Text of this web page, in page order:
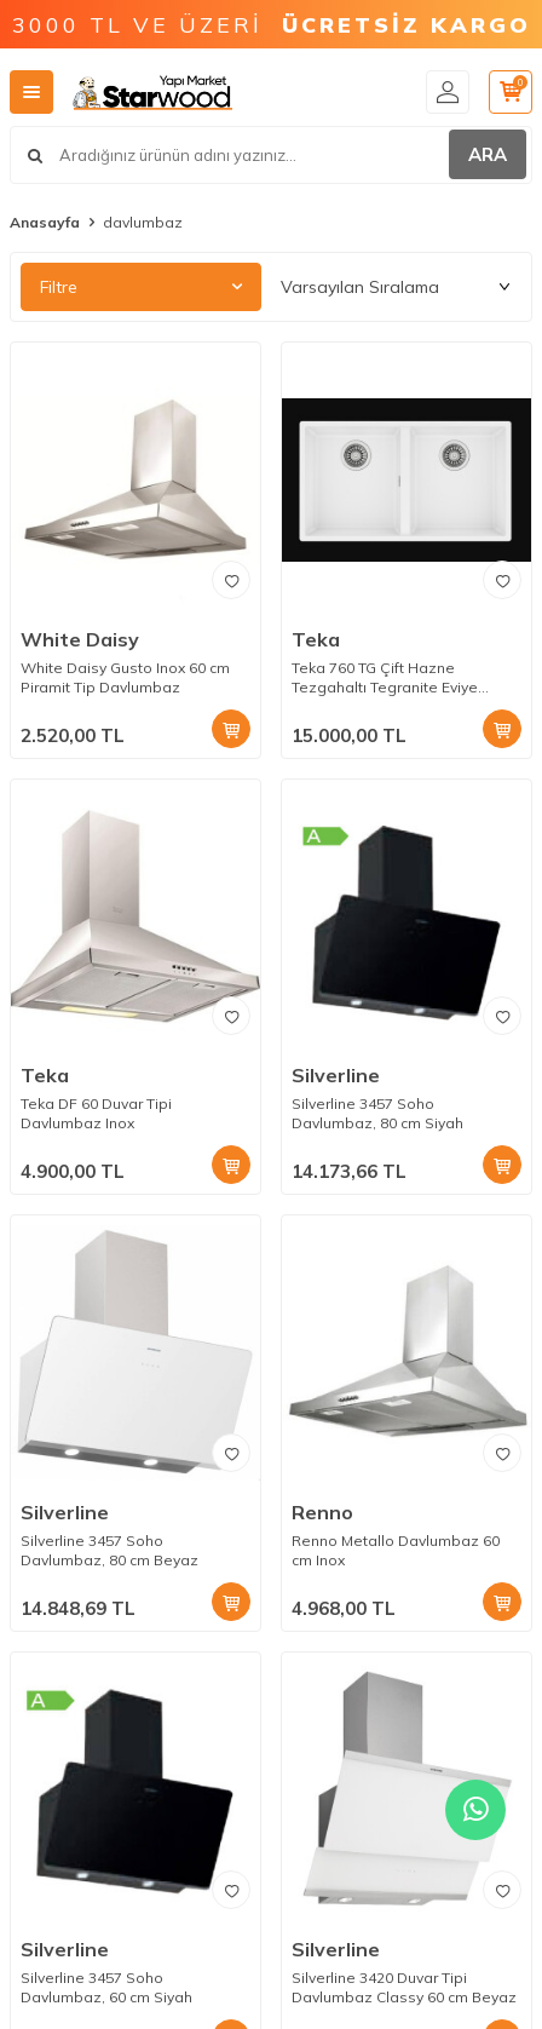
3000 TL VE ÜZERİ ÜCRETSİZ KARGO
ARA
0
Anasayfa davlumbaz
Filtre
White Daisy
White Daisy Gusto Inox 60 cm
Piramit Tip Davlumbaz
2.520,00 TL
Teka
Teka 760 TG Çift Hazne
Tezgahaltı Tegranite Eviye
15.000,00 TL
Teka
Teka DF 60 Duvar Tipi
Davlumbaz Inox
4.900,00 TL
Silverline
Silverline 3457 Soho
Davlumbaz, 80 cm Siyah
14.173,66 TL
Silverline
Silverline 3457 Soho
Davlumbaz, 80 cm Beyaz
14.848,69 TL
Renno
Renno Metallo Davlumbaz 60
cm Inox
4.968,00 TL
Silverline
Silverline 3457 Soho
Davlumbaz, 60 cm Siyah
Silverline
Silverline 3420 Duvar Tipi
Davlumbaz Classy 60 cm Beyaz